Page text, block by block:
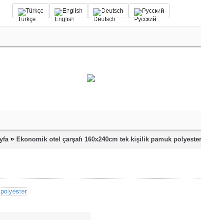
Türkçe English Deutsch Русский
» Ekonomik otel çarşafı 160x240cm tek kişilik pamuk polyester